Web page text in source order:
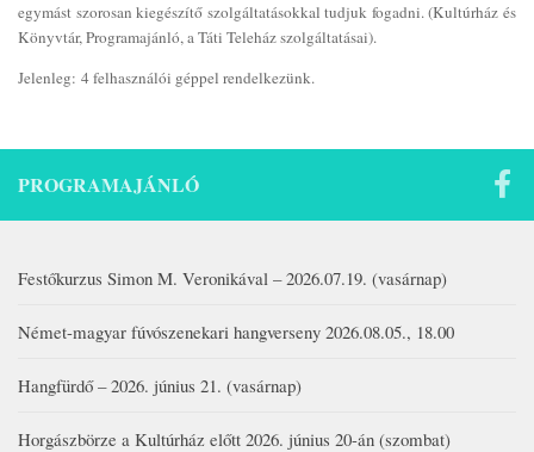
egymást szorosan kiegészítő szolgáltatásokkal tudjuk fogadni. (Kultúrház és
Könyvtár, Programajánló, a Táti Teleház szolgáltatásai).
Jelenleg: 4 felhasználói géppel rendelkezünk.
PROGRAMAJÁNLÓ
Festőkurzus Simon M. Veronikával – 2026.07.19. (vasárnap)
Német-magyar fúvószenekari hangverseny 2026.08.05., 18.00
Hangfürdő – 2026. június 21. (vasárnap)
Horgászbörze a Kultúrház előtt 2026. június 20-án (szombat)